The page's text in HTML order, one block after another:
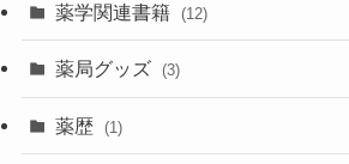
薬学関連書籍 (12)
薬局グッズ (3)
薬歴 (1)